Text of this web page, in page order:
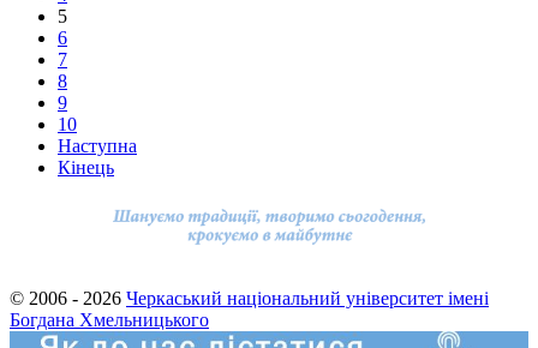
5
6
7
8
9
10
Наступна
Кінець
© 2006 - 2026 Черкаський національний університет імені
Богдана Хмельницького